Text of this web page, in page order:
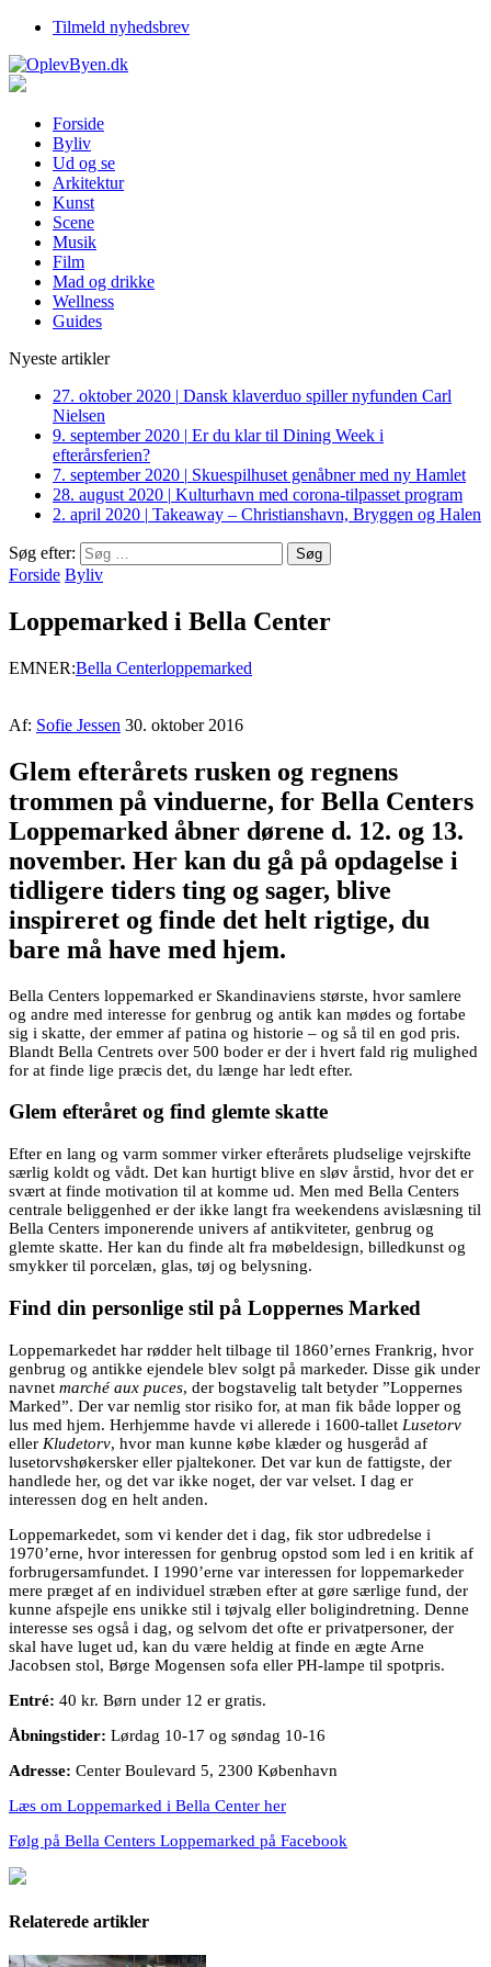
Tilmeld nyhedsbrev
Forside
Byliv
Ud og se
Arkitektur
Kunst
Scene
Musik
Film
Mad og drikke
Wellness
Guides
Nyeste artikler
27. oktober 2020 | Dansk klaverduo spiller nyfunden Carl
Nielsen
9. september 2020 | Er du klar til Dining Week i
efterårsferien?
7. september 2020 | Skuespilhuset genåbner med ny Hamlet
28. august 2020 | Kulturhavn med corona-tilpasset program
2. april 2020 | Takeaway – Christianshavn, Bryggen og Halen
Søg efter:
Forside Byliv
Loppemarked i Bella Center
EMNER:Bella Centerloppemarked
Af: Sofie Jessen 30. oktober 2016
Glem efterårets rusken og regnens
trommen på vinduerne, for Bella Centers
Loppemarked åbner dørene d. 12. og 13.
november. Her kan du gå på opdagelse i
tidligere tiders ting og sager, blive
inspireret og finde det helt rigtige, du
bare må have med hjem.
Bella Centers loppemarked er Skandinaviens største, hvor samlere
og andre med interesse for genbrug og antik kan mødes og fortabe
sig i skatte, der emmer af patina og historie – og så til en god pris.
Blandt Bella Centrets over 500 boder er der i hvert fald rig mulighed
for at finde lige præcis det, du længe har ledt efter.
Glem efteråret og find glemte skatte
Efter en lang og varm sommer virker efterårets pludselige vejrskifte
særlig koldt og vådt. Det kan hurtigt blive en sløv årstid, hvor det er
svært at finde motivation til at komme ud. Men med Bella Centers
centrale beliggenhed er der ikke langt fra weekendens avislæsning til
Bella Centers imponerende univers af antikviteter, genbrug og
glemte skatte. Her kan du finde alt fra møbeldesign, billedkunst og
smykker til porcelæn, glas, tøj og belysning.
Find din personlige stil på Loppernes Marked
Loppemarkedet har rødder helt tilbage til 1860’ernes Frankrig, hvor
genbrug og antikke ejendele blev solgt på markeder. Disse gik under
navnet marché aux puces, der bogstavelig talt betyder ”Loppernes
Marked”. Der var nemlig stor risiko for, at man fik både lopper og
lus med hjem. Herhjemme havde vi allerede i 1600-tallet Lusetorv
eller Kludetorv, hvor man kunne købe klæder og husgeråd af
lusetorvshøkersker eller pjaltekoner. Det var kun de fattigste, der
handlede her, og det var ikke noget, der var velset. I dag er
interessen dog en helt anden.
Loppemarkedet, som vi kender det i dag, fik stor udbredelse i
1970’erne, hvor interessen for genbrug opstod som led i en kritik af
forbrugersamfundet. I 1990’erne var interessen for loppemarkeder
mere præget af en individuel stræben efter at gøre særlige fund, der
kunne afspejle ens unikke stil i tøjvalg eller boligindretning. Denne
interesse ses også i dag, og selvom det ofte er privatpersoner, der
skal have luget ud, kan du være heldig at finde en ægte Arne
Jacobsen stol, Børge Mogensen sofa eller PH-lampe til spotpris.
Entré: 40 kr. Børn under 12 er gratis.
Åbningstider: Lørdag 10-17 og søndag 10-16
Adresse: Center Boulevard 5, 2300 København
Læs om Loppemarked i Bella Center her
Følg på Bella Centers Loppemarked på Facebook
Relaterede artikler